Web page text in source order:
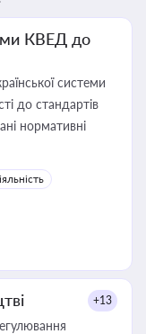
КВЕД до
системи
до стандартів
нормативні
+13